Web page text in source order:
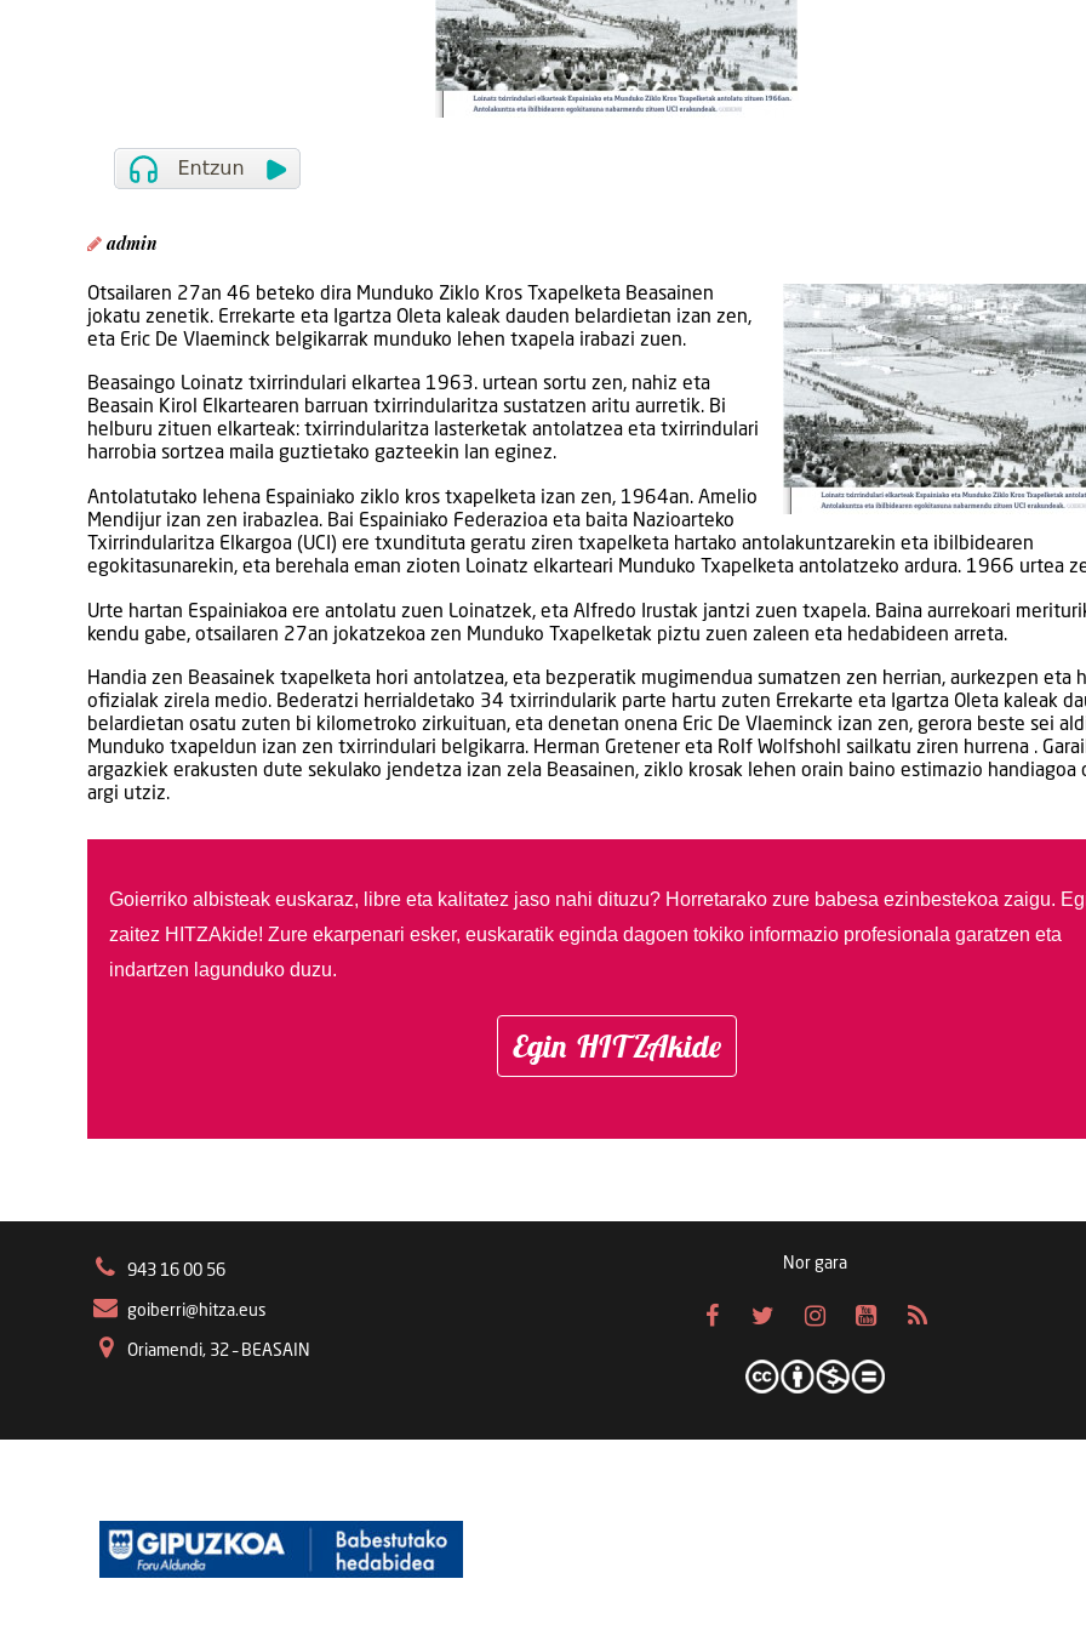
admin
Otsailaren 27an 46 beteko dira Munduko Ziklo Kros Txapelketa Beasainen
jokatu zenetik. Errekarte eta Igartza Oleta kaleak dauden belardietan izan zen,
eta Eric De Vlaeminck belgikarrak munduko lehen txapela irabazi zuen.
Beasaingo Loinatz txirrindulari elkartea 1963. urtean sortu zen, nahiz eta
Beasain Kirol Elkartearen barruan txirrindularitza sustatzen aritu aurretik. Bi
helburu zituen elkarteak: txirrindularitza lasterketak antolatzea eta txirrindulari
harrobia sortzea maila guztietako gazteekin lan eginez.
Antolatutako lehena Espainiako ziklo kros txapelketa izan zen, 1964an. Amelio
Mendijur izan zen irabazlea. Bai Espainiako Federazioa eta baita Nazioarteko
Txirrindularitza Elkargoa (UCI) ere txundituta geratu ziren txapelketa hartako antolakuntzarekin eta ibilbidearen
egokitasunarekin, eta berehala eman zioten Loinatz elkarteari Munduko Txapelketa antolatzeko ardura. 1966 urtea
Urte hartan Espainiakoa ere antolatu zuen Loinatzek, eta Alfredo Irustak jantzi zuen txapela. Baina aurrekoari
kendu gabe, otsailaren 27an jokatzekoa zen Munduko Txapelketak piztu zuen zaleen eta hedabideen arreta.
Handia zen Beasainek txapelketa hori antolatzea, eta bezperatik mugimendua sumatzen zen herrian, aurkezpen eta
ofizialak zirela medio. Bederatzi herrialdetako 34 txirrindularik parte hartu zuten Errekarte eta Igartza Oleta kaleak
belardietan osatu zuten bi kilometroko zirkuituan, eta denetan onena Eric De Vlaeminck izan zen, gerora beste sei
Munduko txapeldun izan zen txirrindulari belgikarra. Herman Gretener eta Rolf Wolfshohl sailkatu ziren hurrena .
argazkiek erakusten dute sekulako jendetza izan zela Beasainen, ziklo krosak lehen orain baino estimazio handiagoa
argi utziz.
Goierriko albisteak euskaraz, libre eta kalitatez jaso nahi dituzu? Horretarako zure babesa ezinbestekoa zaigu.
zaitez HITZAkide! Zure ekarpenari esker, euskaratik eginda dagoen tokiko informazio profesionala garatzen eta
indartzen lagunduko duzu.
Egin HITZAkide
943 16 00 56
goiberri@hitza.eus
Oriamendi, 32 – BEASAIN
Nor gara